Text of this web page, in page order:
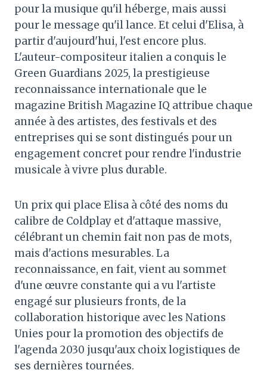
pour la musique qu'il héberge, mais aussi
pour le message qu'il lance. Et celui d'Elisa, à
partir d'aujourd'hui, l'est encore plus.
L'auteur-compositeur italien a conquis le
Green Guardians 2025, la prestigieuse
reconnaissance internationale que le
magazine British Magazine IQ attribue chaque
année à des artistes, des festivals et des
entreprises qui se sont distingués pour un
engagement concret pour rendre l'industrie
musicale à vivre plus durable.
Un prix qui place Elisa à côté des noms du
calibre de Coldplay et d'attaque massive,
célébrant un chemin fait non pas de mots,
mais d'actions mesurables. La
reconnaissance, en fait, vient au sommet
d'une œuvre constante qui a vu l'artiste
engagé sur plusieurs fronts, de la
collaboration historique avec les Nations
Unies pour la promotion des objectifs de
l'agenda 2030 jusqu'aux choix logistiques de
ses dernières tournées.